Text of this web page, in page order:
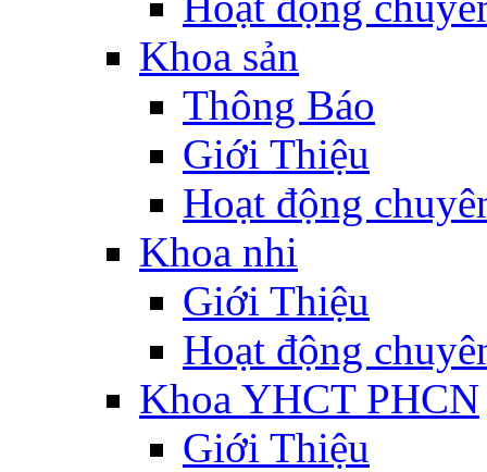
Khoa sản
Thông Báo
Giới Thiệu
Hoạt động
Khoa nhi
Giới Thiệu
Hoạt động
Khoa YHCT PHCN
Giới Thiệu